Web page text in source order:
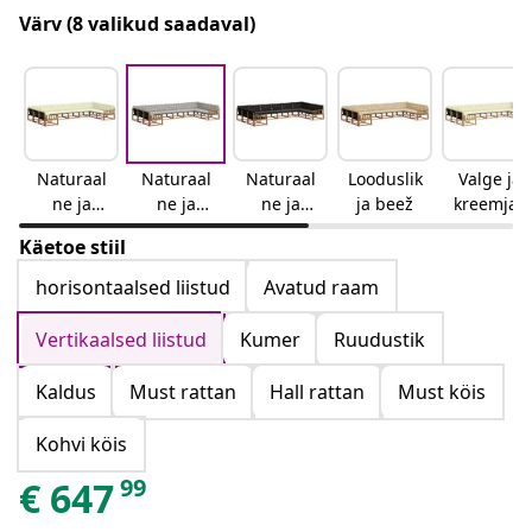
Värv(8 valikud saadaval)
Naturaal
ne ja
kreemjas
Naturaal
ne ja
helehall
Naturaal
ne ja
must
Looduslik
ja beež
Valge ja
kreemjas
Käetoe stiil
horisontaalsed liistud
Avatud raam
Vertikaalsed liistud
Kumer
Ruudustik
Kaldus
Must rattan Hall rattan
Must köis
Kohvi köis
€ 64799